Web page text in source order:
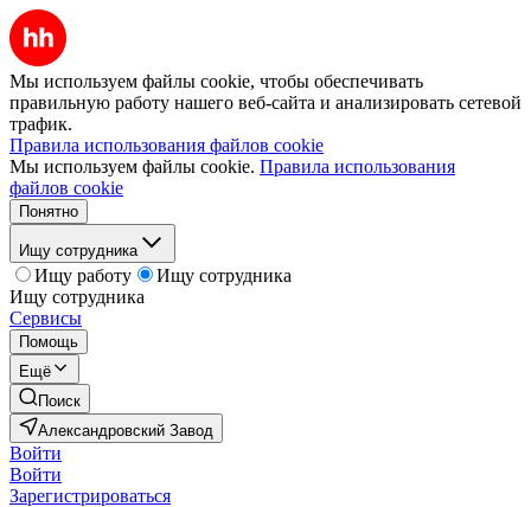
Мы используем файлы cookie, чтобы обеспечивать
правильную работу нашего веб-сайта и анализировать сетевой
трафик.
Правила использования файлов cookie
Мы используем файлы cookie. Правила использования
файлов cookie
Понятно
Ищу сотрудника
Ищу работу
Ищу сотрудника
Ищу сотрудника
Сервисы
Помощь
Ещё
Поиск
Александровский Завод
Войти
Войти
Зарегистрироваться